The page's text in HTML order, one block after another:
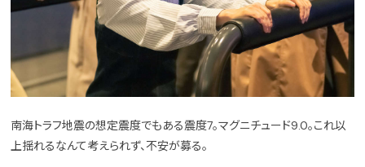
南海トラフ地震の想定震度でもある震度7。マグニチュード9.0。これ以
上揺れるなんて考えられず、不安が募る。